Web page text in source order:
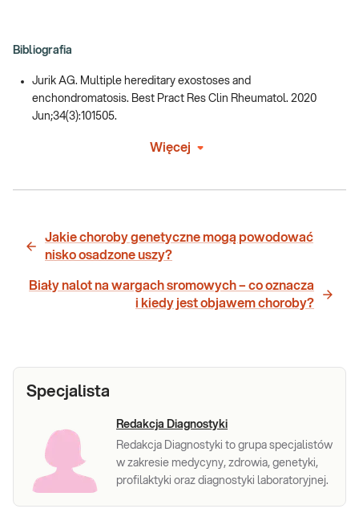
Bibliografia
Jurik AG. Multiple hereditary exostoses and
enchondromatosis. Best Pract Res Clin Rheumatol. 2020
Jun;34(3):101505.
Więcej
Jakie choroby genetyczne mogą powodować
nisko osadzone uszy?
Biały nalot na wargach sromowych – co oznacza
i kiedy jest objawem choroby?
Specjalista
Redakcja Diagnostyki
Redakcja Diagnostyki to grupa specjalistów
w zakresie medycyny, zdrowia, genetyki,
profilaktyki oraz diagnostyki laboratoryjnej.